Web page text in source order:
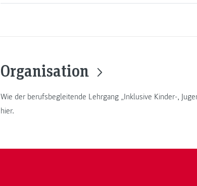
Organisation
Wie der berufsbegleitende Lehrgang „Inklusive Kinder-,
hier.